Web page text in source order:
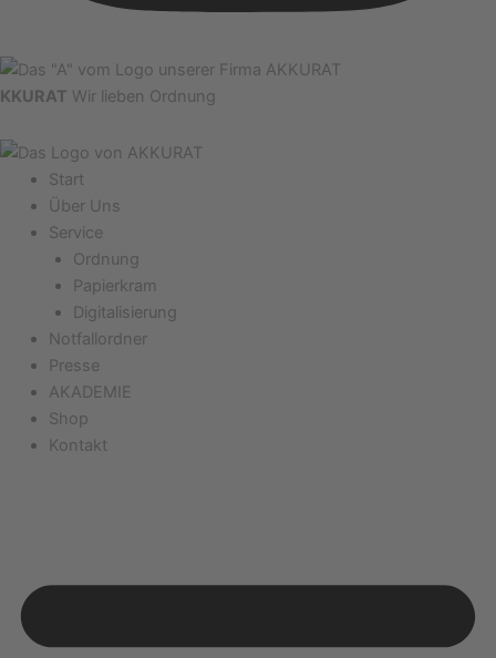
KKURAT Wir lieben Ordnung
Start
Über Uns
Service
Ordnung
Papierkram
Digitalisierung
Notfallordner
Presse
AKADEMIE
Shop
Kontakt